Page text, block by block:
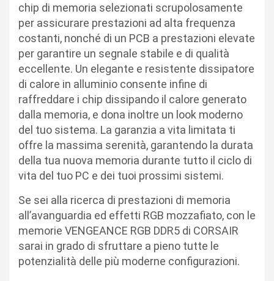
chip di memoria selezionati scrupolosamente
per assicurare prestazioni ad alta frequenza
costanti, nonché di un PCB a prestazioni elevate
per garantire un segnale stabile e di qualità
eccellente. Un elegante e resistente dissipatore
di calore in alluminio consente infine di
raffreddare i chip dissipando il calore generato
dalla memoria, e dona inoltre un look moderno
del tuo sistema. La garanzia a vita limitata ti
offre la massima serenità, garantendo la durata
della tua nuova memoria durante tutto il ciclo di
vita del tuo PC e dei tuoi prossimi sistemi.
Se sei alla ricerca di prestazioni di memoria
all’avanguardia ed effetti RGB mozzafiato, con le
memorie VENGEANCE RGB DDR5 di CORSAIR
sarai in grado di sfruttare a pieno tutte le
potenzialità delle più moderne configurazioni.